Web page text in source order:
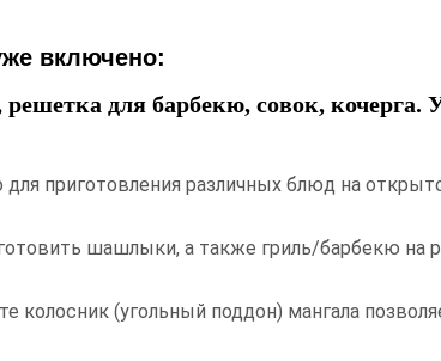
включено:
для барбекю, совок,
для приготовления различных блюд на
шашлыки, а также гриль/барбекю на
колосник (угольный поддон) мангала